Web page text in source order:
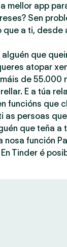
mellor app
Sen
que a ti,
alguén que
atopar
de 55.000
E a túa
funcións que
as persoas
que teña a
nosa función
Tinder é